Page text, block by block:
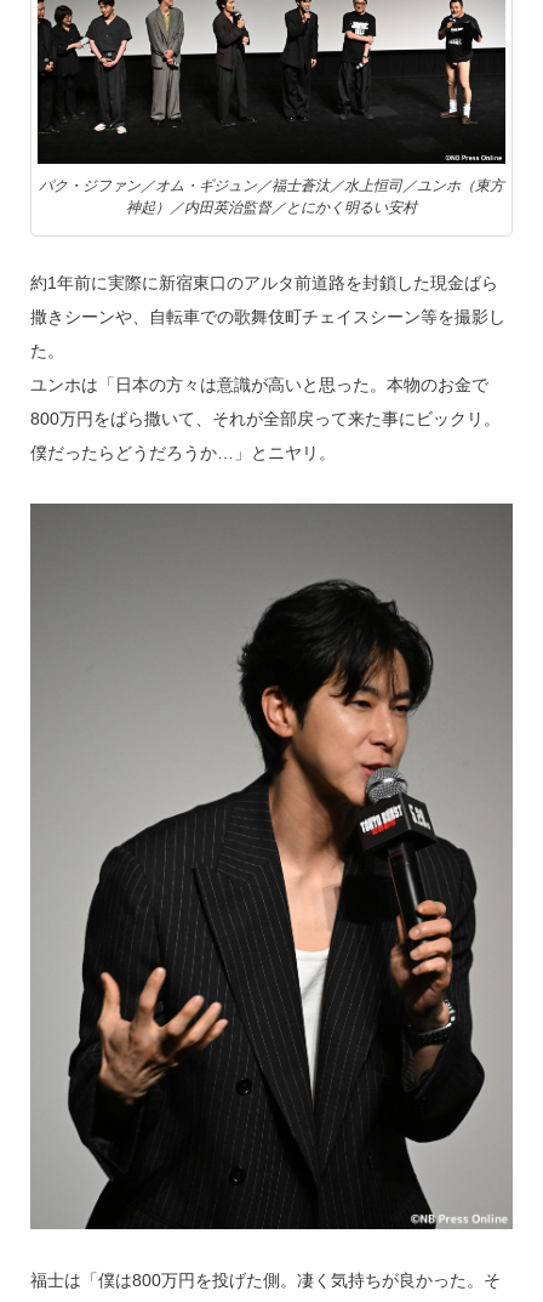
パク・ジファン／オム・ギジュン／福士蒼汰／水上恒司／ユンホ（東方
神起）／内田英治監督／とにかく明るい安村
約1年前に実際に新宿東口のアルタ前道路を封鎖した現金ばら
撒きシーンや、自転車での歌舞伎町チェイスシーン等を撮影し
た。
ユンホは「日本の方々は意識が高いと思った。本物のお金で
800万円をばら撒いて、それが全部戻って来た事にビックリ。
僕だったらどうだろうか…」とニヤリ。
福士は「僕は800万円を投げた側。凄く気持ちが良かった。そ